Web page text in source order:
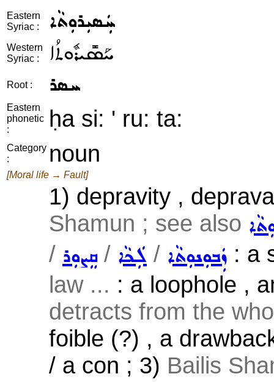
Eastern
Syriac :
ܚܲܣܝܼܪܘܼܬܵܐ
Western
Syriac :
ܚܰܣܺܝܪܽܘܬܳܐ
Root : ܚܣܪ
Eastern
phonetic
:
ḥa si: ' ru: ta:
Category
:
noun
[Moral life → Fault]
1) depravity ,
Shamun ; see also
/ ܩܸܨܘܼܪ / ܠܲܟܵܐ / ܙܲܒܘܼܢܘܼܬܵܐ : a
law ... : a loophole ,
detracts from the
foible (?) , a
/ a con ; 3) Bailis